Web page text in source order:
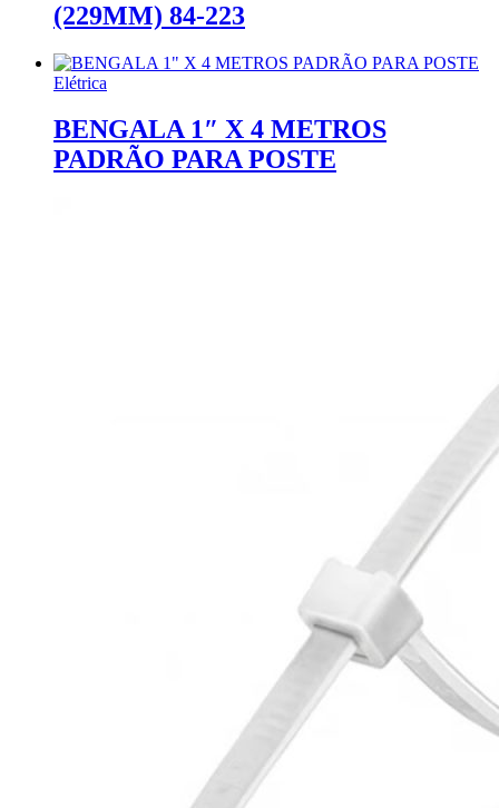
(229MM) 84-223
Elétrica
BENGALA 1″ X 4 METROS
PADRÃO PARA POSTE